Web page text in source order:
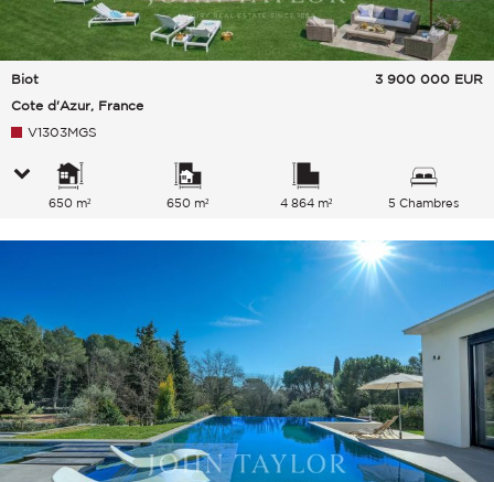
Biot
Cote d'Azur, France
3 900 000 EUR
V1303MGS
650 m² 650 m² 4 864 m² 5 Chambres